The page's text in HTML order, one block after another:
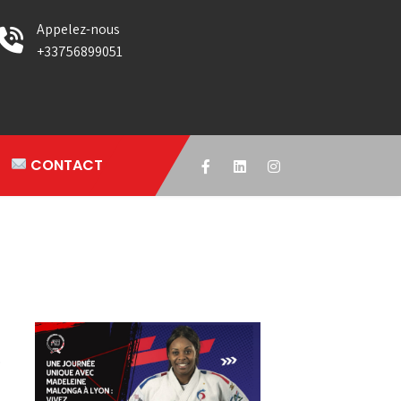
Appelez-nous
+33756899051
CONTACT